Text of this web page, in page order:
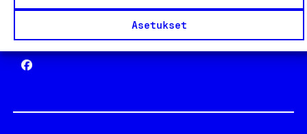
Asetukset
Yhteiskunnallinen Yritys -merkki